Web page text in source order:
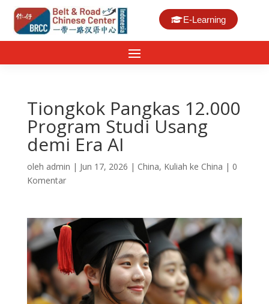
E-Learning
Tiongkok Pangkas 12.000
Program Studi Usang
demi Era AI
oleh admin | Jun 17, 2026 | China, Kuliah ke China | 0
Komentar